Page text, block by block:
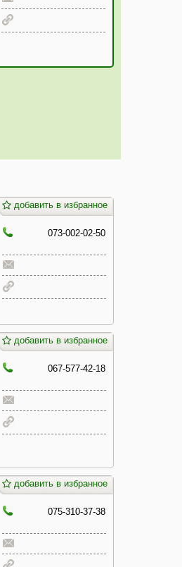
добавить в избранное
073-002-02-50
добавить в избранное
067-577-42-18
добавить в избранное
075-310-37-38